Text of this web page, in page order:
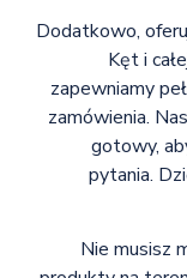
Dodatkowo,
Kęt i
zapewniamy
zamówienia.
gotowy,
pytania.
Nie musisz